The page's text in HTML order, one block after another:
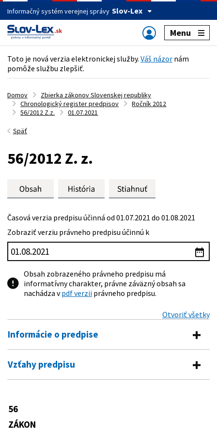
Informačný systém verejnej správy Slov-Lex
Menu
Toto je nová verzia elektronickej služby. Váš názor nám
pomôže službu zlepšiť.
Domov
Zbierka zákonov Slovenskej republiky
Chronologický register predpisov
Ročník 2012
56/2012 Z.z.
01.07.2021
Späť
56/2012 Z. z.
Časová verzia predpisu účinná od 01.07.2021 do 01.08.2021
Zobraziť verziu právneho predpisu účinnú k
Obsah zobrazeného právneho predpisu má
informatívny charakter, právne záväzný obsah sa
nachádza vpdf verzii právneho predpisu.
Otvoriť všetky
Informácie o predpise
Číslo predpisu:
56/2012 Z. z.
Dátum schválenia:
Dátum vyhlásenia:
Vzťahy predpisu
317/2012 Z. z.
56
ZÁKON